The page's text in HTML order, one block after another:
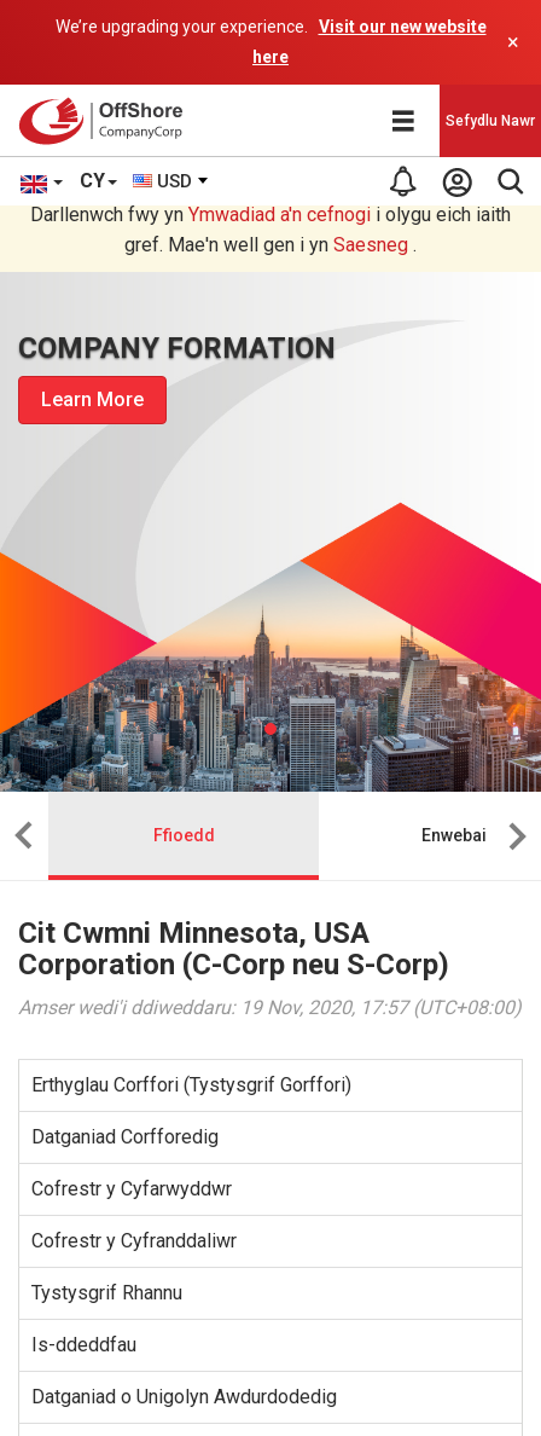
We’re upgrading your experience.
Visit our new website
here
×
CY USD
Sefydlu Nawr
Rydych chi'n darllen yn Welsh cyfieithu gan raglen AI.
Darllenwch fwy yn Ymwadiad a'n cefnogi i olygu eich iaith
gref. Mae'n well gen i yn Saesneg .
COMPANY FORMATION
Learn More
Ffioedd Enwebai
Cit Cwmni Minnesota, USA
Corporation (C-Corp neu S-Corp)
Amser wedi'i ddiweddaru: 19 Nov, 2020, 17:57 (UTC+08:00)
Erthyglau Corffori (Tystysgrif Gorffori)
Datganiad Corfforedig
Cofrestr y Cyfarwyddwr
Cofrestr y Cyfranddaliwr
Tystysgrif Rhannu
Is-ddeddfau
Datganiad o Unigolyn Awdurdodedig